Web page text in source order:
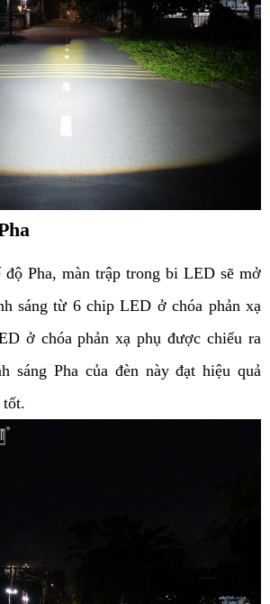
Pha, màn trập trong bi LED sẽ mở
sáng từ 6 chip LED ở chóa phản xạ
ở chóa phản xạ phụ được chiếu ra
sáng Pha của đèn này đạt hiệu quả